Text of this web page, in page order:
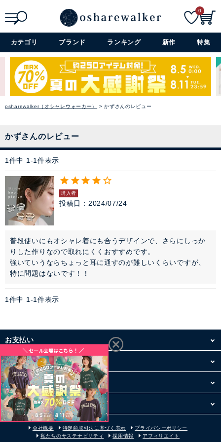
詳細検索+
0
カテゴリ ブランド ランキング 新作 特集
スウェット
ベスト
カーディガン
スカート
ワンピース
ぺチコート
アウター
コーデセット・セットアイテム
ファッション雑貨
セレモニー・オケージョン
アイテム特集
SALE
バイヤーおすすめのセレクシ
ョン
シーズンのトレンドと着心地の
良さを大切に、オシャレウォー
カーのバイヤーが厳選したアイ
→ アイテムを探す
osharewalker（オシャレウォーカー） かずさんのレビュー
かずさんのレビュー
1 件中 1 -1 件表示
購入者
投稿日 2024/07/24
普段使いにもオシャレ着にも合うデザインで、さらにしっか
りした作りなので取れにくくおすすめです。
強いていうならちょっと耳に通すのが難しいくらいですが、
特に問題はないです！！
1 件中 1 -1 件表示
お支払い
配送・送料
お買い物について
その他
会社概要 特定商取引法に基づく表示
プライバシーポリシー
私たちのサステナビリティ
採用情報 アフィリエイト